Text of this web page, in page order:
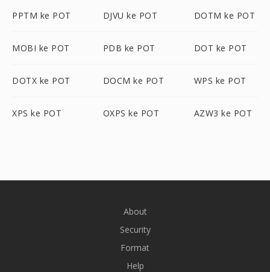
PPTM ke POT DJVU ke POT DOTM ke POT
MOBI ke POT PDB ke POT DOT ke POT
DOTX ke POT DOCM ke POT WPS ke POT
XPS ke POT OXPS ke POT AZW3 ke POT
About
Security
Format
Help